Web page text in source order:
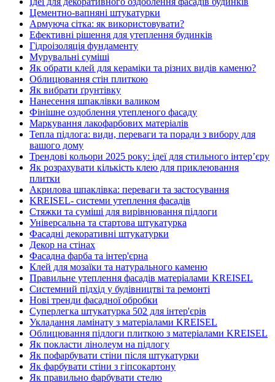
Цементно-вапняні штукатурки
Армуюча сітка: як використовувати?
Ефективні рішення для утеплення будинків
Гідроізоляція фундаменту
Мурувальні суміші
Як обрати клей для кераміки та різних видів каменю?
Облицювання стін плиткою
Як вибрати ґрунтівку
Нанесення шпаклівки валиком
Фінішне оздоблення утепленого фасаду
Маркування лакофарбових матеріалів
Тепла підлога: види, переваги та поради з вибору для
вашого дому
Трендові кольори 2025 року: ідеї для стильного інтер’єру
Як розрахувати кількість клею для приклеювання
плитки
Акрилова шпаклівка: переваги та застосування
KREISEL- системи утеплення фасадів
Стяжки та суміші для вирівнювання підлоги
Універсальна та стартова штукатурка
Фасадні декоративні штукатурки
Декор на стінах
Фасадна фарба та інтер'єрна
Клей для мозаїки та натурального каменю
Правильне утеплення фасадів матеріалами KREISEL
Системний підхід у будівництві та ремонті
Нові тренди фасадної обробки
Суперлегка штукатурка 502 для інтер'єрів
Укладання ламінату з матеріалами KREISEL
Облицювання підлоги плиткою з матеріалами KREISEL
Як покласти лінолеум на підлогу
Як пофарбувати стіни після штукатурки
Як фарбувати стіни з гіпсокартону
Як правильно фарбувати стелю